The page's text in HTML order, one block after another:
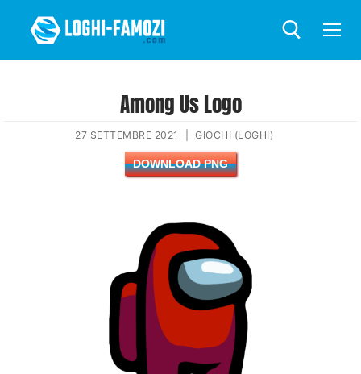
Among Us Logo
27 SETTEMBRE 2021 GIOCHI (LOGHI)
DOWNLOAD PNG